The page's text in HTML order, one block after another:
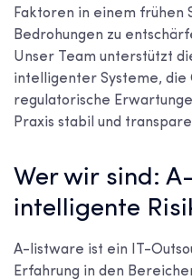
Faktoren in einem frühen
Bedrohungen zu
Unser Team unterstützt
intelligenter Systeme, die
regulatorische
Praxis stabil und
Wer wir sind:
intelligente
A-listware ist ein IT-
Erfahrung in den